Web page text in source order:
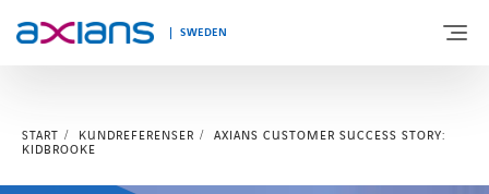
SWEDEN
OM AXIANS
START KUNDREFERENSER
AXIANS CUSTOMER SUCCESS STORY:
KIDBROOKE